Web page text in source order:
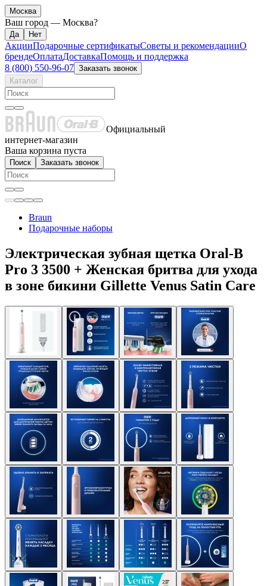
Москва
Ваш город — Москва?
АкцииПодарочные сертификатыСоветы и рекомендацииО
брендеОплатаДоставкаПомощь и поддержка
8 (800) 550-96-07 Заказать звонок
Каталог
Официальный
интернет-магазин
Ваша корзина пуста
Поиск Заказать звонок
Braun
Подарочные наборы
Электрическая зубная щетка Oral-B
Pro 3 3500 + Женская бритва для ухода
в зоне бикини Gillette Venus Satin Care